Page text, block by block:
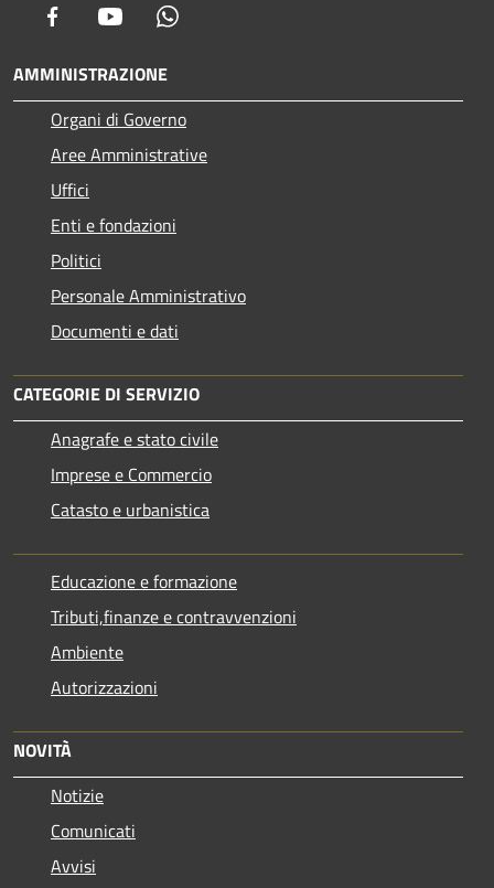
Facebook Youtube
AMMINISTRAZIONE
Organi di Governo
Aree Amministrative
Uffici
Enti e fondazioni
Politici
Personale Amministrativo
Documenti e dati
CATEGORIE DI SERVIZIO
Anagrafe e stato civile
Imprese e Commercio
Catasto e urbanistica
Educazione e formazione
Tributi,finanze e contravvenzioni
Ambiente
Autorizzazioni
NOVITÀ
Notizie
Comunicati
Avvisi